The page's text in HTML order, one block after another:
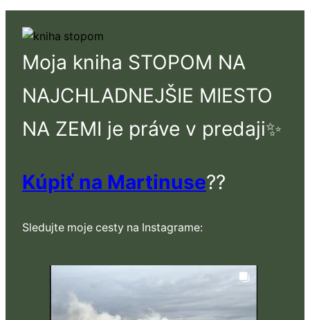
Moja kniha STOPOM NA
NAJCHLADNEJŠIE MIESTO
NA ZEMI je práve v predaji✨
Kúpiť na Martinuse??
Sledujte moje cesty na Instagrame: